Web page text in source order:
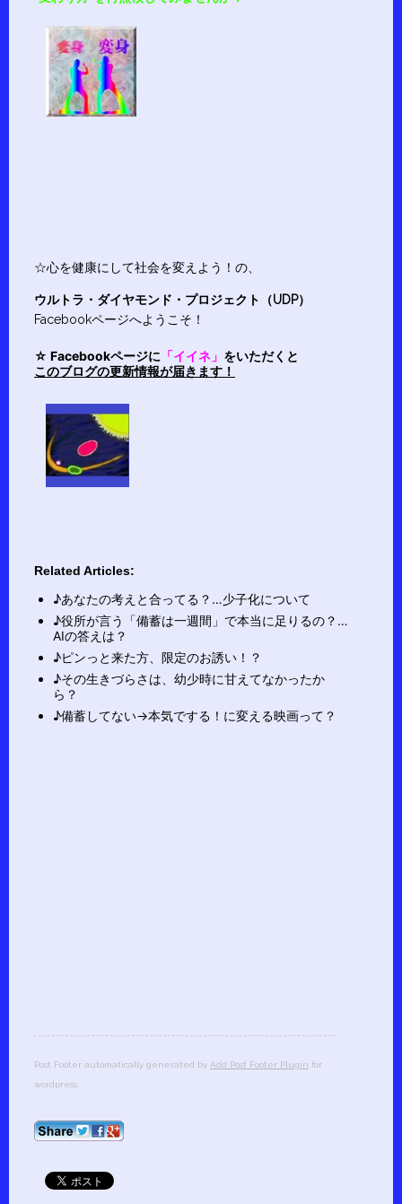
☆心を健康にして社会を変えよう！の、
ウルトラ・ダイヤモンド・プロジェクト（UDP）
Facebookページへようこそ！
☆ Facebookページに 「イイネ」 をいただくと
このブログの更新情報が届きます！
Related Articles:
♪あなたの考えと合ってる？…少子化について
♪役所が言う「備蓄は一週間」で本当に足りるの？…
AIの答えは？
♪ピンっと来た方、限定のお誘い！？
♪その生きづらさは、幼少時に甘えてなかったか
ら？
♪備蓄してない→本気でする！に変える映画って？
Post Footer automatically generated by Add Post Footer Plugin for
wordpress.